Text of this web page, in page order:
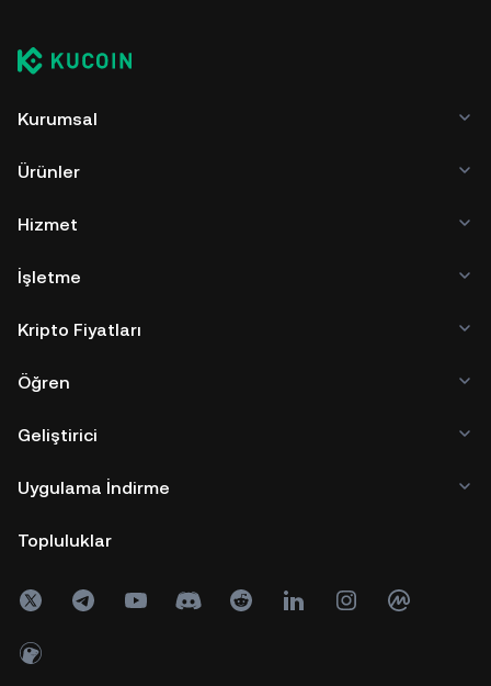
Kurumsal
Ürünler
Hizmet
İşletme
Kripto Fiyatları
Öğren
Geliştirici
Uygulama İndirme
Topluluklar